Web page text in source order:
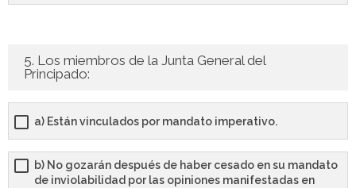
5. Los miembros de la Junta General del
Principado:
a) Están vinculados por mandato imperativo.
b) No gozarán después de haber cesado en su mandato
de inviolabilidad por las opiniones manifestadas en